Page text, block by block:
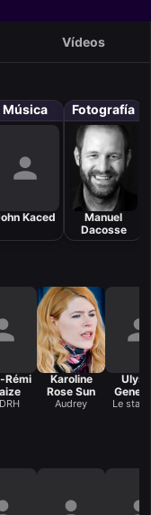
Vídeos
Música
Kaced
Fotografía
Manuel
Dacosse
Rémi
Karoline
Rose Sun
Audrey Le